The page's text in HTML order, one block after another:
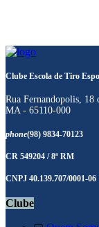
Clube Escola de Tiro
Rua Fernandopolis, 18
MA - 65110-000
phone(98) 9834-70123
CR 549204 / 8ª RM
CNPJ 40.139.707/0001-06
Clube